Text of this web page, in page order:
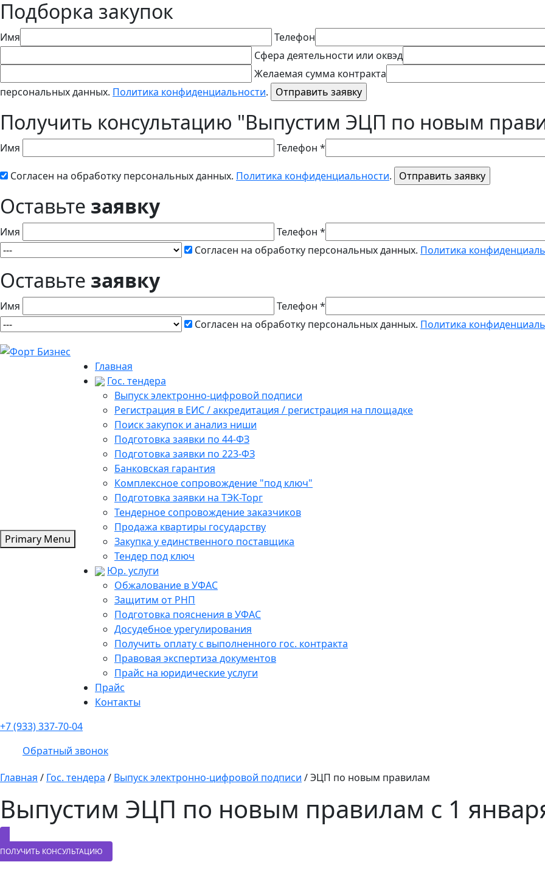
Подборка закупок
Имя Телефон
Сфера деятельности или оквэд
Желаемая сумма контракта
персональных данных. Политика конфиденциальности.
Получить консультацию "Выпустим ЭЦП по новым
Имя Телефон *
Согласен на обработку персональных данных. Политика конфиденциальности.
Оставьте заявку
Имя Телефон *
Согласен на обработку персональных данных. Политика
Оставьте заявку
Имя Телефон *
Согласен на обработку персональных данных. Политика
Primary Menu
Главная
Гос. тендера
Выпуск электронно-цифровой подписи
Регистрация в ЕИС / аккредитация / регистрация на площадке
Поиск закупок и анализ ниши
Подготовка заявки по 44-ФЗ
Подготовка заявки по 223-ФЗ
Банковская гарантия
Комплексное сопровождение "под ключ"
Подготовка заявки на ТЭК-Торг
Тендерное сопровождение заказчиков
Продажа квартиры государству
Закупка у единственного поставщика
Тендер под ключ
Юр. услуги
Обжалование в УФАС
Защитим от РНП
Подготовка пояснения в УФАС
Досудебное урегулирования
Получить оплату с выполненного гос. контракта
Правовая экспертиза документов
Прайс на юридические услуги
Прайс
Контакты
+7 (933) 337-70-04
Обратный звонок
Главная / Гос. тендера / Выпуск электронно-цифровой подписи /ЭЦП по новым правилам
Выпустим ЭЦП по новым правилам с 1
ПОЛУЧИТЬ КОНСУЛЬТАЦИЮ